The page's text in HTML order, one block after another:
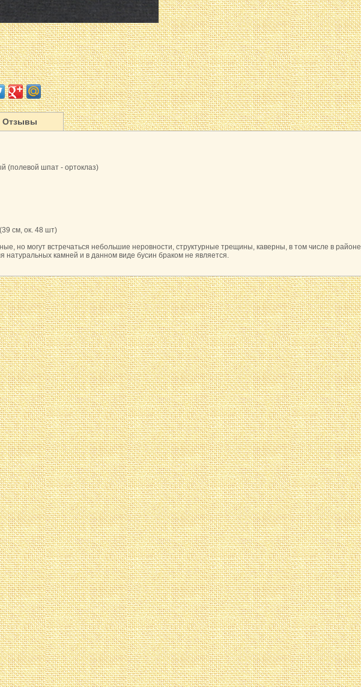
Отзывы
(полевой шпат - ортоклаз)
см, ок. 48 шт)
но могут встречаться небольшие неровности, структурные трещины, каверны, в том числе в районе
натуральных камней и в данном виде бусин браком не является.